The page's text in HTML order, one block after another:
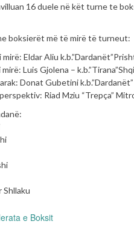
16 duele në kët turne te
boksierët më të mirë të turneut:
mirë: Eldar Aliu
Luis Gjolena –
Donat Gubetini
Riad Mziu “Trepça”
Shllaku
e Boksit